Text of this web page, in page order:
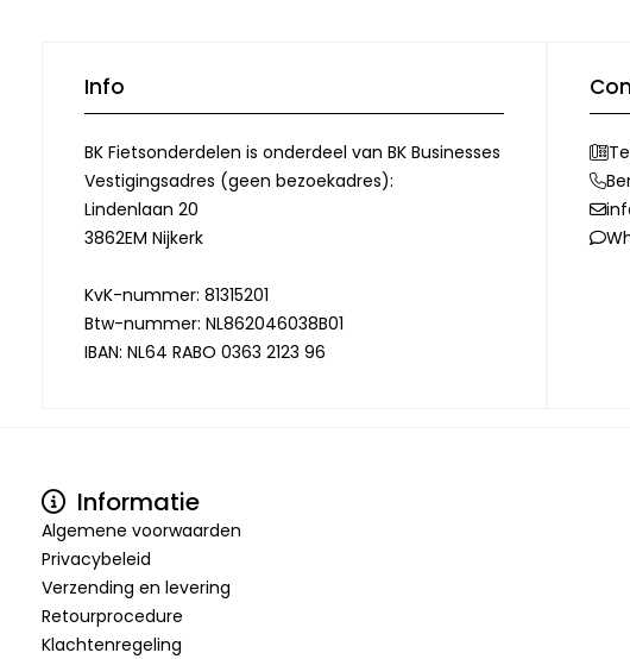
Info
BK Fietsonderdelen is onderdeel van BK Businesses
Vestigingsadres (geen bezoekadres):
Lindenlaan 20
3862EM Nijkerk
KvK-nummer: 81315201
Btw-nummer: NL862046038B01
IBAN: NL64 RABO 0363 2123 96
Informatie
Algemene voorwaarden
Privacybeleid
Verzending en levering
Retourprocedure
Klachtenregeling